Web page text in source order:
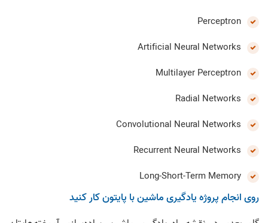
Perceptron
Artificial Neural Networks
Multilayer Perceptron
Radial Networks
Convolutional Neural Networks
Recurrent Neural Networks
Long-Short-Term Memory
روی انجام پروژه یادگیری ماشین با پایتون کار کنید